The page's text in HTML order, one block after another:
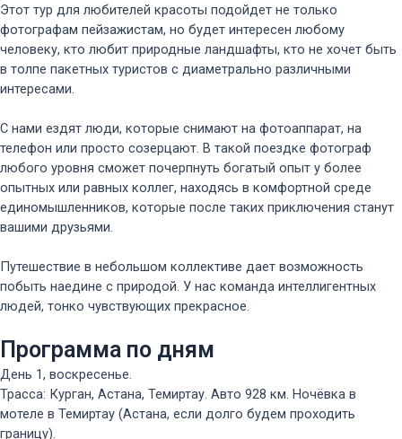
Этот тур для любителей красоты подойдет не только
фотографам пейзажистам, но будет интересен любому
человеку, кто любит природные ландшафты, кто не хочет быть
в толпе пакетных туристов с диаметрально различными
интересами.
С нами ездят люди, которые снимают на фотоаппарат, на
телефон или просто созерцают. В такой поездке фотограф
любого уровня сможет почерпнуть богатый опыт у более
опытных или равных коллег, находясь в комфортной среде
единомышленников, которые после таких приключения станут
вашими друзьями.
Путешествие в небольшом коллективе дает возможность
побыть наедине с природой. У нас команда интеллигентных
людей, тонко чувствующих прекрасное.
Программа по дням
День 1, воскресенье.
Трасса: Курган, Астана, Темиртау. Авто 928 км. Ночёвка в
мотеле в Темиртау (Астана, если долго будем проходить
границу).